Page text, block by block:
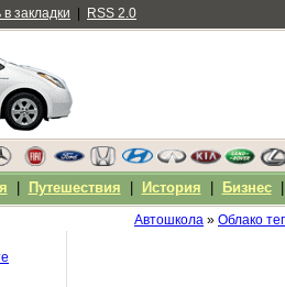
Автошкола » Облако
закладки RSS 2.0
Путешествия История Бизнес